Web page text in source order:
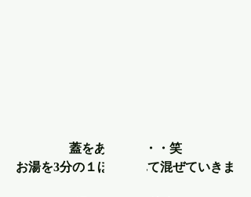
蓋をあけて・・・笑
お湯を3分の１ほど入れて混ぜていきま